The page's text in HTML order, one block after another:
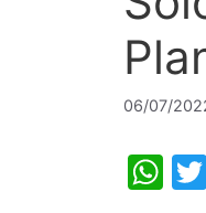
06/07/
W